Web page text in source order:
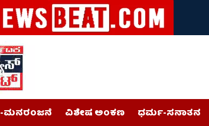
ಮನರಂಜನೆ ವಿಶೇಷ ಅಂಕಣ ಧರ್ಮ-ಸನಾತನ